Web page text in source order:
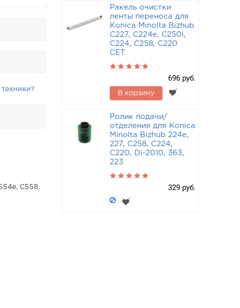
C558,
Ракель очистки
ленты переноса для
Konica Minolta Bizhub
C227, C224e, C250i,
C224, C258, C220
CET
696 руб.
В корзину
Ролик подачи/
отделения для Konica
Minolta Bizhub 224e,
227, C258, C224,
C220, Di-2010, 363,
223
329 руб.